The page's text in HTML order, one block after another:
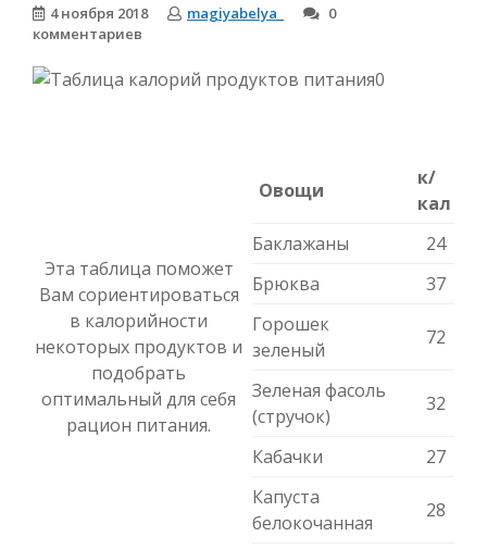
4 ноября 2018 magiyabelya_
0
комментариев
Эта таблица поможет
Вам сориентироваться
в калорийности
некоторых продуктов и
подобрать
оптимальный для себя
рацион питания.
Овощи
к/
кал
Баклажаны
24
Брюква
37
Горошек
зеленый
72
Зеленая фасоль
(стручок)
32
Кабачки
27
Капуста
белокочанная
28